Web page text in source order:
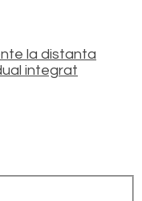
la distanta
integrat